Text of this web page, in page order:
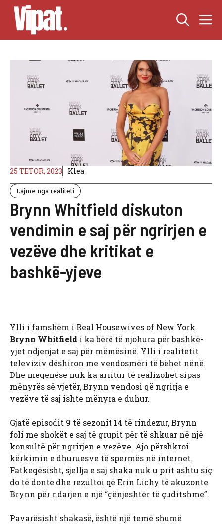
Skip
content
25 TETOR, 2023 Klea
Lajme nga realiteti
Brynn Whitfield diskuton
vendimin e saj për ngrirjen e
vezëve dhe kritikat e
bashkë-yjeve
Ylli i famshëm i Real Housewives of New York
Brynn Whitfield i ka bërë të njohura për bashkë-
yjet ndjenjat e saj për mëmësinë. Ylli i realitetit
televiziv dëshiron me vendosmëri të bëhet nënë.
Dhe meqenëse nuk ka arritur të realizohet sipas
mënyrës së vjetër, Brynn vendosi që ngrirja e
vezëve të saj ishte mënyra e duhur.
Gjatë episodit 9 të sezonit 14 të rindezur, Brynn
foli me shokët e saj të grupit për të shkuar në një
konsultë për ngrirjen e vezëve. Ajo përshkroi
kërkimin e dhuruesve të spermës në internet.
Fatkeqësisht, sjellja e saj shaka nuk u prit ashtu siç
do të donte dhe rezultoi që Erin Lichy të akuzonte
Brynn për ndarjen e një “gënjeshtër të çuditshme”.
Pavarësisht shakasë, është një temë shumë